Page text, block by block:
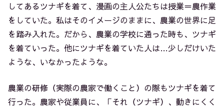
してあるツナギを着て、漫画の主人公たちは授業＝農作業
をしていた。私はそのイメージのままに、農業の世界に足
を踏み入れた。だから、農業の学校に通った時も、ツナギ
を着ていった。他にツナギを着ていた人は…少しだけいた
ような、いなかったような。
農業の研修（実際の農家で働くこと）の際もツナギを着て
行った。農家や従業員に、「それ（ツナギ）、動きにくく